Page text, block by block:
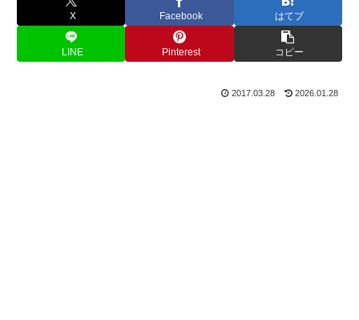
X Facebook はてブ
LINE Pinterest コピー
2017.03.28 2026.01.28